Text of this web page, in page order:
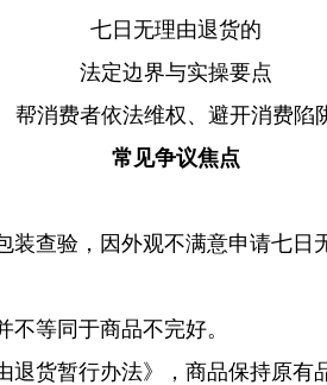
七日无理由退货的
法定边界与实操要点
帮消费者依法维权、避开消费陷
常见争议焦点
装查验，因外观不满意申请七日
等同于商品不完好。
退货暂行办法》，商品保持原有